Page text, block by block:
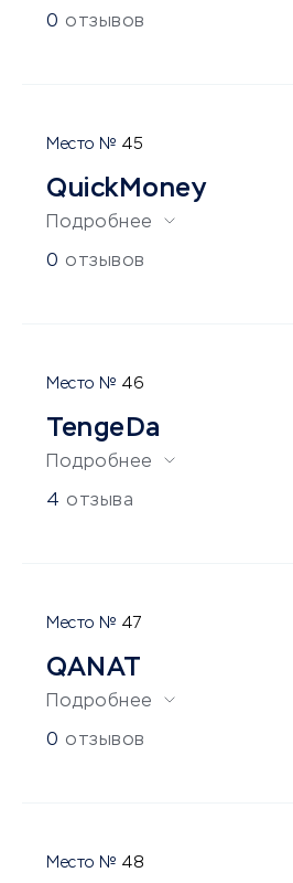
0 отзывов
45
QuickMoney
Подробнее
0 отзывов
46
TengeDa
Подробнее
4 отзыва
47
QANAT
Подробнее
0 отзывов
48